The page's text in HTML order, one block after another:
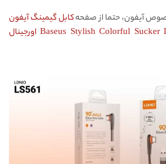
آیفون، حتما از صفحهکابل گیمینگ آیفون